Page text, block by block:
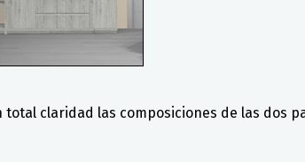
total claridad las composiciones de las dos